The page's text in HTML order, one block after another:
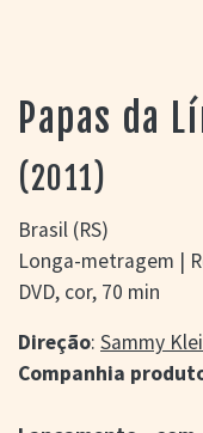
CINEMA
>
> BUSCA
> FILMOGRAFIAS
CINEASTAS
>
> BIBLIOGRAFIAS
CONTATO E
LOCALIZAÇÃO
Papas da
(2011)
Brasil (RS)
Longa-metragem |
DVD, cor, 70 min
Direção: Sammy
Companhia